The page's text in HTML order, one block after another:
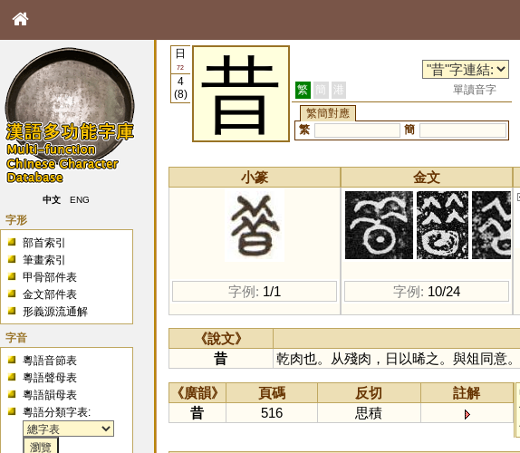
中文 ENG
字形
部首索引
筆畫索引
甲骨部件表
金文部件表
形義源流通解
字音
粵語音節表
粵語聲母表
粵語韻母表
粵語分類字表:
日
72
4
(8)
昔 繁 簡 港
單讀音字
繁簡對應
繁
簡
小篆
字例: 1/1
金文
字例: 10/24
《說文》
昔
乾肉也。从殘肉，日以晞之。與俎同意。
《廣韻》 頁碼 反切
註解
昔
516 思積